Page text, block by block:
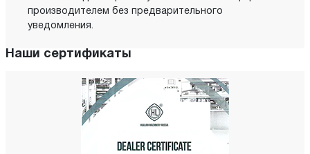
производителем без предварительного
уведомления.
Наши сертификаты